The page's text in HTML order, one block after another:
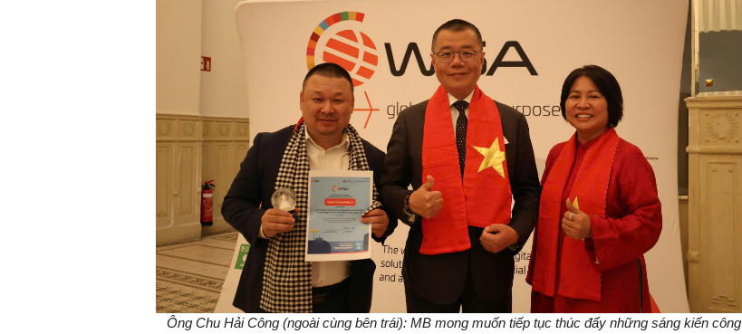
Ông Chu Hải Công (ngoài cùng bên trái): MB mong muốn tiếp tục thúc đẩy những sáng kiến công